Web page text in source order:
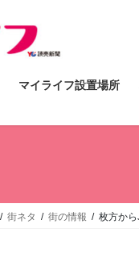
マイライフ設置場所
街ネタ 街の情報 枚方か